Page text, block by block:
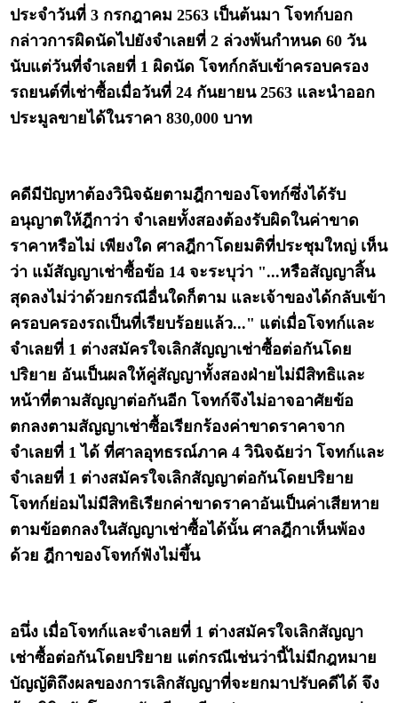
ประจำวันที่ 3 กรกฎาคม 2563 เป็นต้นมา โจทก์บอก
กล่าวการผิดนัดไปยังจำเลยที่ 2 ล่วงพ้นกำหนด 60 วัน
นับแต่วันที่จำเลยที่ 1 ผิดนัด โจทก์กลับเข้าครอบครอง
รถยนต์ที่เช่าซื้อเมื่อวันที่ 24 กันยายน 2563 และนำออก
ประมูลขายได้ในราคา 830,000 บาท
คดีมีปัญหาต้องวินิจฉัยตามฎีกาของโจทก์ซึ่งได้รับ
อนุญาตให้ฎีกาว่า จำเลยทั้งสองต้องรับผิดในค่าขาด
ราคาหรือไม่ เพียงใด ศาลฎีกาโดยมติที่ประชุมใหญ่ เห็น
ว่า แม้สัญญาเช่าซื้อข้อ 14 จะระบุว่า "...หรือสัญญาสิ้น
สุดลงไม่ว่าด้วยกรณีอื่นใดก็ตาม และเจ้าของได้กลับเข้า
ครอบครองรถเป็นที่เรียบร้อยแล้ว..." แต่เมื่อโจทก์และ
จำเลยที่ 1 ต่างสมัครใจเลิกสัญญาเช่าซื้อต่อกันโดย
ปริยาย อันเป็นผลให้คู่สัญญาทั้งสองฝ่ายไม่มีสิทธิและ
หน้าที่ตามสัญญาต่อกันอีก โจทก์จึงไม่อาจอาศัยข้อ
ตกลงตามสัญญาเช่าซื้อเรียกร้องค่าขาดราคาจาก
จำเลยที่ 1 ได้ ที่ศาลอุทธรณ์ภาค 4 วินิจฉัยว่า โจทก์และ
จำเลยที่ 1 ต่างสมัครใจเลิกสัญญาต่อกันโดยปริยาย
โจทก์ย่อมไม่มีสิทธิเรียกค่าขาดราคาอันเป็นค่าเสียหาย
ตามข้อตกลงในสัญญาเช่าซื้อได้นั้น ศาลฎีกาเห็นพ้อง
ด้วย ฎีกาของโจทก์ฟังไม่ขึ้น
อนึ่ง เมื่อโจทก์และจำเลยที่ 1 ต่างสมัครใจเลิกสัญญา
เช่าซื้อต่อกันโดยปริยาย แต่กรณีเช่นว่านี้ไม่มีกฎหมาย
บัญญัติถึงผลของการเลิกสัญญาที่จะยกมาปรับคดีได้ จึง